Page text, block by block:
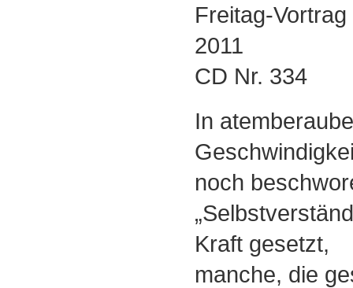
Freitag-
2011
CD Nr. 334
In
noch
Kraft gesetzt,
manche, die